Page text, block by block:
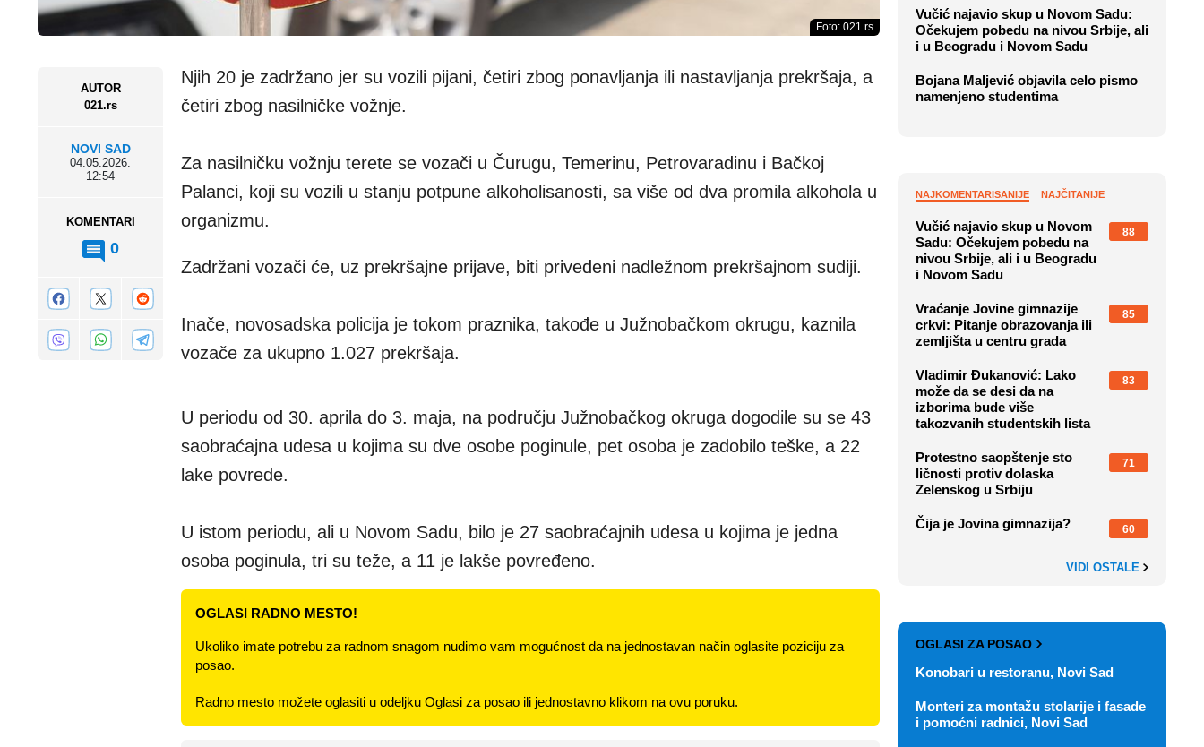
AUTOR
021.rs
NOVI SAD
04.05.2026.
12:54
KOMENTARI
0
Foto: 021.rs
Njih 20 je zadržano jer su vozili pijani, četiri zbog ponavljanja ili nastavljanja prekršaja, a
četiri zbog nasilničke vožnje.
Za nasilničku vožnju terete se vozači u Čurugu, Temerinu, Petrovaradinu i Bačkoj
Palanci, koji su vozili u stanju potpune alkoholisanosti, sa više od dva promila alkohola u
organizmu.
Zadržani vozači će, uz prekršajne prijave, biti privedeni nadležnom prekršajnom sudiji.
Inače, novosadska policija je tokom praznika, takođe u Južnobačkom okrugu, kaznila
vozače za ukupno 1.027 prekršaja.
U periodu od 30. aprila do 3. maja, na području Južnobačkog okruga dogodile su se 43
saobraćajna udesa u kojima su dve osobe poginule, pet osoba je zadobilo teške, a 22
lake povrede.
U istom periodu, ali u Novom Sadu, bilo je 27 saobraćajnih udesa u kojima je jedna
osoba poginula, tri su teže, a 11 je lakše povređeno.
OGLASI RADNO MESTO!
Ukoliko imate potrebu za radnom snagom nudimo vam mogućnost da na jednostavan način oglasite poziciju za
posao.
Radno mesto možete oglasiti u odeljku Oglasi za posao ili jednostavno klikom na ovu poruku.
Vučić najavio skup u Novom Sadu:
Očekujem pobedu na nivou Srbije, ali
i u Beogradu i Novom Sadu
Bojana Maljević objavila celo pismo
namenjeno studentima
NAJKOMENTARISANIJE NAJČITANIJE
Vučić najavio skup u Novom
Sadu: Očekujem pobedu na
nivou Srbije, ali i u Beogradu
i Novom Sadu
88
Vraćanje Jovine gimnazije
crkvi: Pitanje obrazovanja ili
zemljišta u centru grada
85
Vladimir Đukanović: Lako
može da se desi da na
izborima bude više
takozvanih studentskih lista
83
Protestno saopštenje sto
ličnosti protiv dolaska
Zelenskog u Srbiju
71
Čija je Jovina gimnazija? 60
VIDI OSTALE
OGLASI ZA POSAO
Konobari u restoranu, Novi Sad
Monteri za montažu stolarije i fasade
i pomoćni radnici, Novi Sad